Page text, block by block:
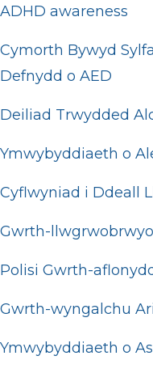
ADHD awareness
Cymorth Bywyd
Defnydd o AED
Deiliad Trwydded
Ymwybyddiaeth o
Cyflwyniad i Ddeall
Gwrth-
Polisi Gwrth-
Gwrth-wyngalchu
Ymwybyddiaeth o